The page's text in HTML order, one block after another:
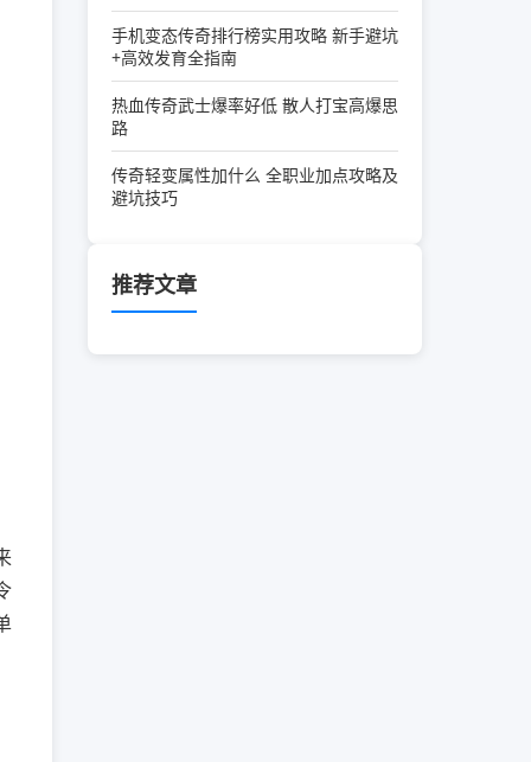
手机变态传奇排行榜实用攻略 新手避坑
+高效发育全指南
热血传奇武士爆率好低 散人打宝高爆思
路
传奇轻变属性加什么 全职业加点攻略及
避坑技巧
推荐文章